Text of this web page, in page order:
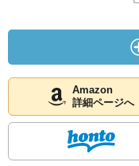
Amazon
詳細ページへ